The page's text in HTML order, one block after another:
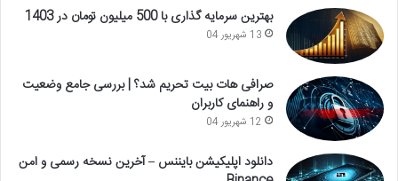
بهترین سرمایه گذاری با 500 میلیون تومان در 1403
13 شهریور 04
صرافی هات بیت تحریم شد؟ | بررسی جامع وضعیت
و راهنمای کاربران
12 شهریور 04
دانلود اپلیکیشن بایننس – آخرین نسخه رسمی و امن